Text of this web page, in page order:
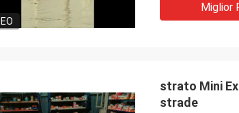
Miglior
strato Mini
strade